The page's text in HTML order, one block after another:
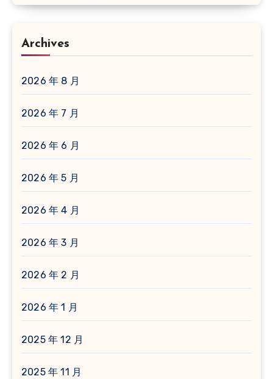
Archives
2026 年 8 月
2026 年 7 月
2026 年 6 月
2026 年 5 月
2026 年 4 月
2026 年 3 月
2026 年 2 月
2026 年 1 月
2025 年 12 月
2025 年 11 月